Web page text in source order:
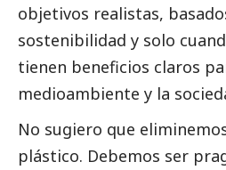
objetivos realistas,
sostenibilidad y solo
tienen beneficios claros
medioambiente y la
No sugiero que
plástico. Debemos ser